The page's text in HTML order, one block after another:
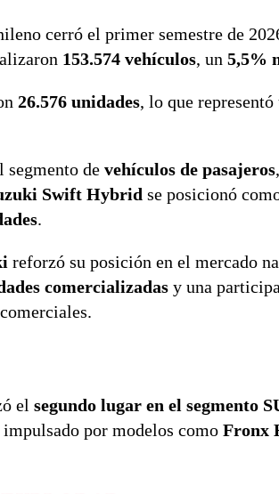
cerró el primer semestre de
153.574 vehículos, un 5,5%
26.576 unidades, lo que
de vehículos de pasajeros
Swift Hybrid se posicionó
.
reforzó su posición en el mercado
comercializadas y una
el segundo lugar en el segmento
por modelos como Fronx